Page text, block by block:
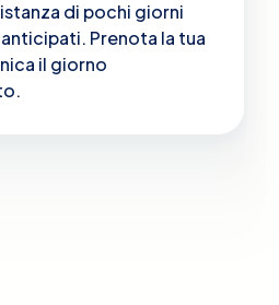
di pochi giorni
Prenota la tua
il giorno